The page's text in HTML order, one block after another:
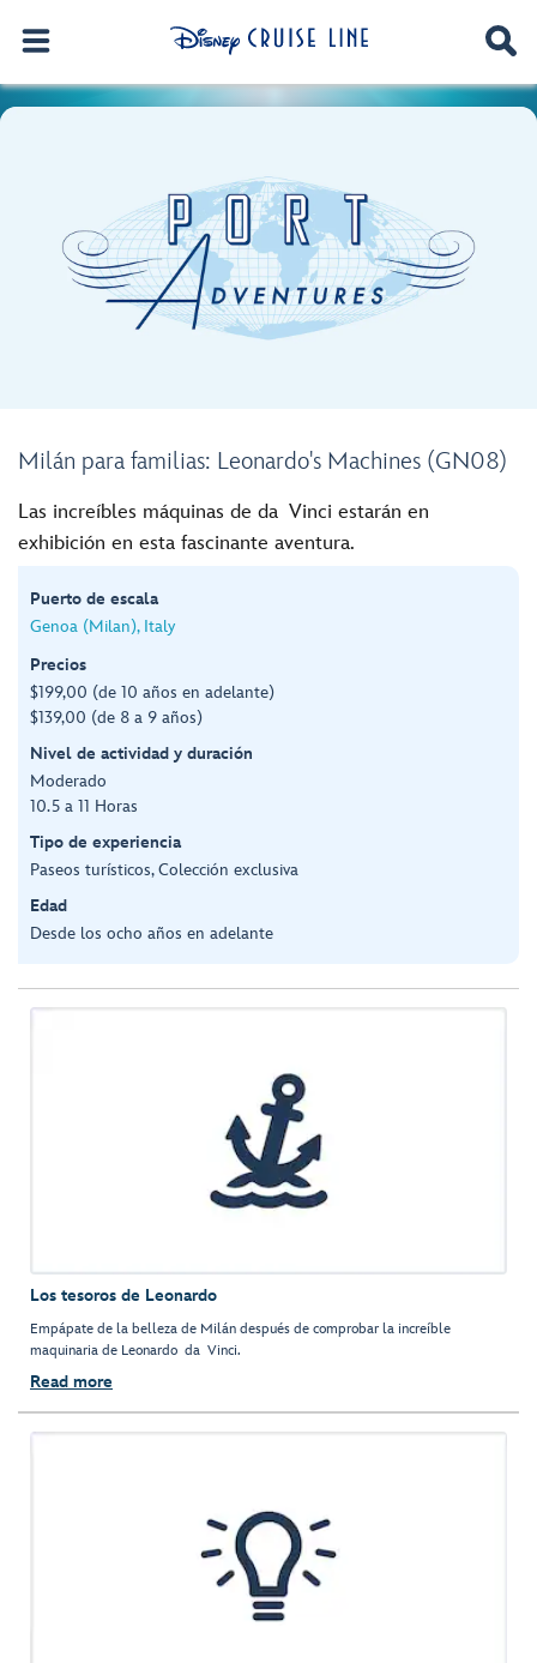
Milán para familias: Leonardo's Machines (GN08)
Las increíbles máquinas de da Vinci estarán en
exhibición en esta fascinante aventura.
Puerto de escala
Genoa (Milan), Italy
Precios
$199,00 (de 10 años en adelante)
$139,00 (de 8 a 9 años)
Nivel de actividad y duración
Moderado
10.5 a 11 Horas
Tipo de experiencia
Paseos turísticos, Colección exclusiva
Edad
Desde los ocho años en adelante
Los tesoros de Leonardo
Empápate de la belleza de Milán después de comprobar la increíble
maquinaria de Leonardo da Vinci.
Read more